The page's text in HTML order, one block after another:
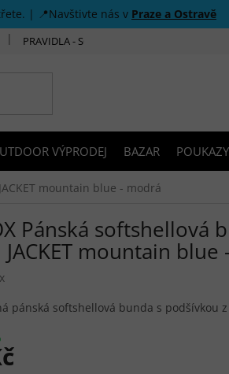
| 📍Navštivte nás v Praze a Ostravě
PRAVIDLA - SOUTĚŽE
VÝPRODEJ BAZAR POUKAZY
mountain blue - modrá
Pánská softshellová
JACKET mountain
pánská softshellová bunda s podšívkou